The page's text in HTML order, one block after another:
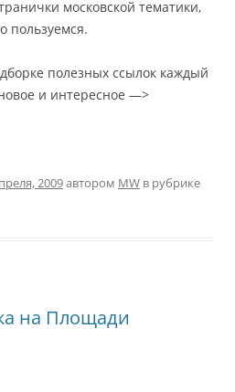
московской тематики,
пользуемся.
полезных ссылок каждый
и интересное —>
2009автором MW в рубрике
на Площади